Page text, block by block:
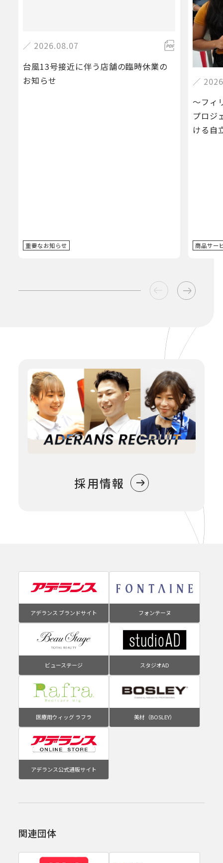
／ 2026.08.07
台風13号接近に伴う店舗の臨時休業の
お知らせ
重要なお知らせ
／
～フィ
プロジ
ける自
商品サー
採用情報
アデランス ブランドサイト フォンテーヌ
ビューステージ スタジオAD
医療用ウィッグ ラフラ 美材（BOSLEY）
アデランス公式通販サイト
関連団体